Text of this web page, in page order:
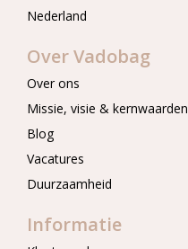
Nederland
Over Vadobag
Over ons
Missie, visie & kernwaarden
Blog
Vacatures
Duurzaamheid
Informatie